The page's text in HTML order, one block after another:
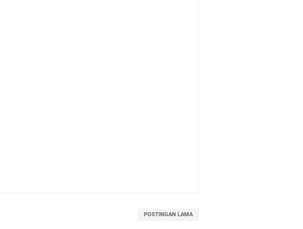
POSTINGAN LAMA